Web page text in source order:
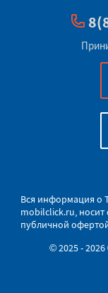
Вся информация о
mobilclick.ru, носит
публичной
© 2025 -